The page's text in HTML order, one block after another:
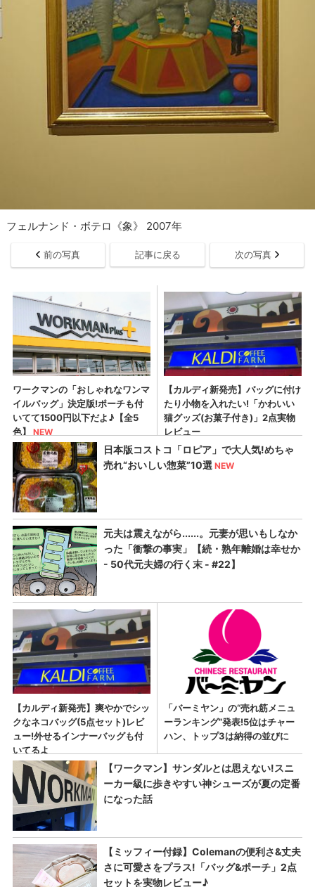
フェルナンド・ボテロ《象》 2007年
前の写真 記事に戻る 次の写真